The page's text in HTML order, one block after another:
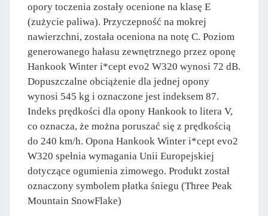
opory toczenia zostały ocenione na klasę E
(zużycie paliwa). Przyczepność na mokrej
nawierzchni, została oceniona na notę C. Poziom
generowanego hałasu zewnętrznego przez oponę
Hankook Winter i*cept evo2 W320 wynosi 72 dB.
Dopuszczalne obciążenie dla jednej opony
wynosi 545 kg i oznaczone jest indeksem 87.
Indeks prędkości dla opony Hankook to litera V,
co oznacza, że można poruszać się z prędkością
do 240 km/h. Opona Hankook Winter i*cept evo2
W320 spełnia wymagania Unii Europejskiej
dotyczące ogumienia zimowego. Produkt został
oznaczony symbolem płatka śniegu (Three Peak
Mountain SnowFlake)